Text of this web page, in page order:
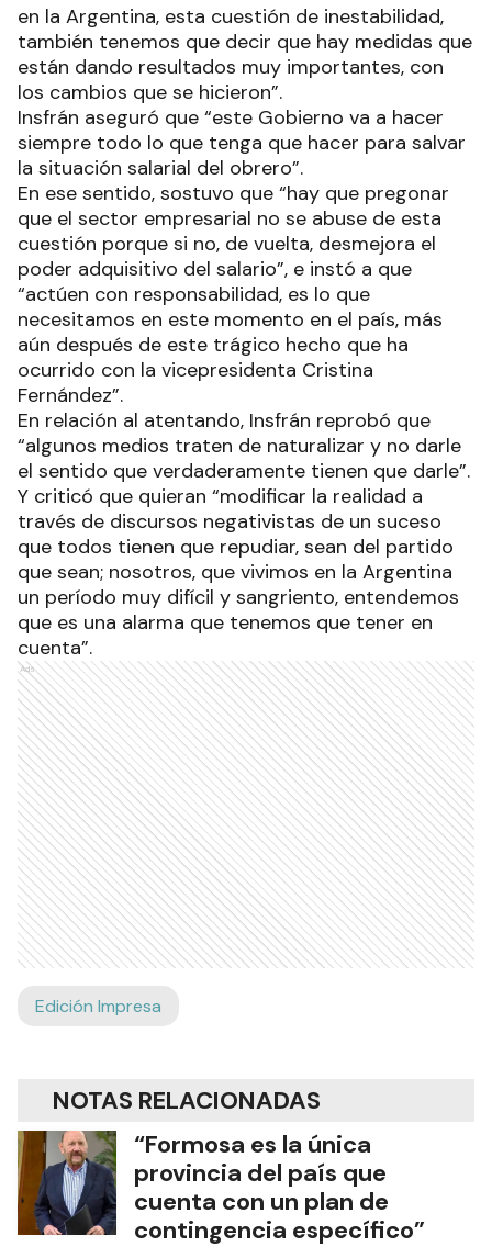
en la Argentina, esta cuestión de inestabilidad,
también tenemos que decir que hay medidas que
están dando resultados muy importantes, con
los cambios que se hicieron”.
Insfrán aseguró que “este Gobierno va a hacer
siempre todo lo que tenga que hacer para salvar
la situación salarial del obrero”.
En ese sentido, sostuvo que “hay que pregonar
que el sector empresarial no se abuse de esta
cuestión porque si no, de vuelta, desmejora el
poder adquisitivo del salario”, e instó a que
“actúen con responsabilidad, es lo que
necesitamos en este momento en el país, más
aún después de este trágico hecho que ha
ocurrido con la vicepresidenta Cristina
Fernández”.
En relación al atentando, Insfrán reprobó que
“algunos medios traten de naturalizar y no darle
el sentido que verdaderamente tienen que darle”.
Y criticó que quieran “modificar la realidad a
través de discursos negativistas de un suceso
que todos tienen que repudiar, sean del partido
que sean; nosotros, que vivimos en la Argentina
un período muy difícil y sangriento, entendemos
que es una alarma que tenemos que tener en
cuenta”.
Ads
Edición Impresa
NOTAS RELACIONADAS
“Formosa es la única
provincia del país que
cuenta con un plan de
contingencia específico”